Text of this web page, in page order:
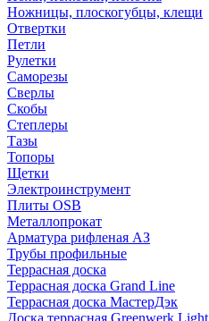
Ножницы, плоскогубцы, клещи
Отвертки
Петли
Рулетки
Саморезы
Сверлы
Скобы
Степлеры
Тазы
Топоры
Щетки
Электроинструмент
Плиты OSB
Металлопрокат
Арматура рифленая АЗ
Трубы профильные
Террасная доска
Террасная доска Grand Line
Террасная доска МастерДэк
Доска террасная Greenwerk Light